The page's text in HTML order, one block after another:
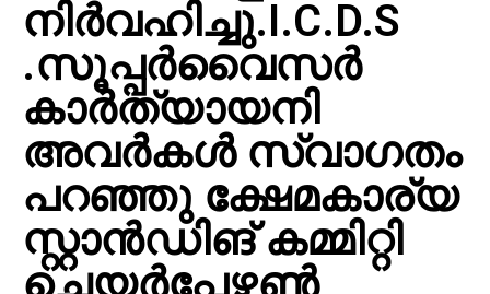
നിർവഹിച്ചു.I.C.D.S
.സൂപ്പർവൈസർ
കാർത്യായനി
അവർകൾ സ്വാഗതം
പറഞ്ഞു ക്ഷേമകാര്യ
സ്റ്റാൻഡിങ് കമ്മിറ്റി